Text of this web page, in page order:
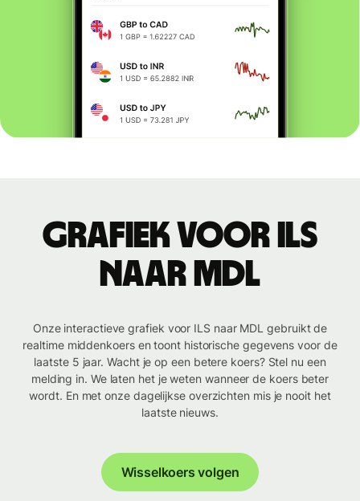
Grafiek voor ILS
naar MDL
Onze interactieve grafiek voor ILS naar MDL gebruikt de
realtime middenkoers en toont historische gegevens voor de
laatste 5 jaar. Wacht je op een betere koers? Stel nu een
melding in. We laten het je weten wanneer de koers beter
wordt. En met onze dagelijkse overzichten mis je nooit het
laatste nieuws.
Wisselkoers volgen